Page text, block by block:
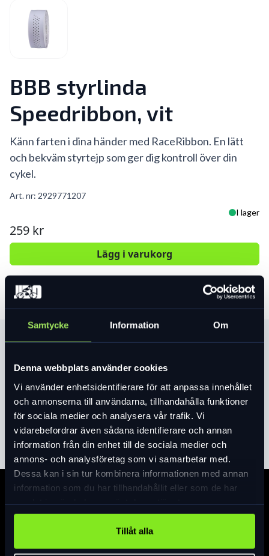
Samtycke Information Om
Denna webbplats använder cookies
Vi använder enhetsidentifierare för att anpassa innehållet
och annonserna till användarna, tillhandahålla funktioner
för sociala medier och analysera vår trafik. Vi
vidarebefordrar även sådana identifierare och annan
information från din enhet till de sociala medier och
annons- och analysföretag som vi samarbetar med.
Dessa kan i sin tur kombinera informationen med annan
information som du har tillhandahållit eller som de har
Tillåt alla
BBB styrlinda
Speedribbon, vit
Känn farten i dina händer med RaceRibbon. En lätt
och bekväm styrtejp som ger dig kontroll över din
cykel.
Art. nr: 2929771207
I lager
259 kr
Lägg i varukorg
Produktinformation
Högkvalitativ 2 mm tjock mikrofiberstyrtejp med
läderutseende
Perforerad yta: ger ventilation och släpper igenom
fukt
Styrtejp som är lätt att rengöra
Självhäftande styrtejp med ett vattentätt
självhäftande lager som sitter extra säkert under
cykling
Inklusive efterbehandlingstejp och pluggar för
stångände
Extra lång så att du kan täcka hela styret
Läs merexpand_more
Specifikation